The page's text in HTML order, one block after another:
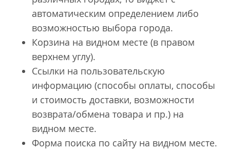
автоматическим определением либо
возможностью выбора города.
Корзина на видном месте (в правом
верхнем углу).
Ссылки на пользовательскую
информацию (способы оплаты, способы
и стоимость доставки, возможности
возврата/обмена товара и пр.) на
видном месте.
Форма поиска по сайту на видном месте.